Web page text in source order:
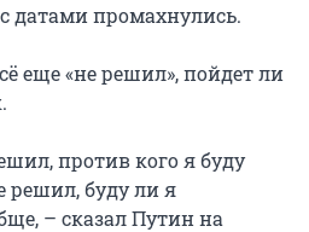
датами промахнулись.
еще «не решил», пойдет ли
против кого я буду
решил, буду ли я
– сказал Путин на